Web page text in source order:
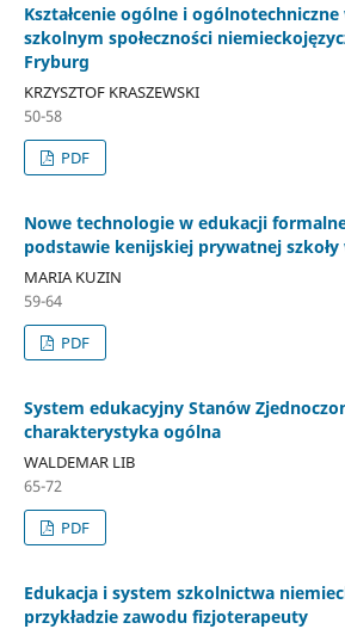
Kształcenie ogólne i
szkolnym społeczności
Fryburg
KRZYSZTOF KRASZEWSKI
50-58
PDF
Nowe technologie w edukacji
podstawie kenijskiej prywatnej szkoły
MARIA KUZIN
59-64
PDF
System edukacyjny Stanów
charakterystyka ogólna
WALDEMAR LIB
65-72
PDF
Edukacja i system szkolnictwa
przykładzie zawodu fizjoterapeuty